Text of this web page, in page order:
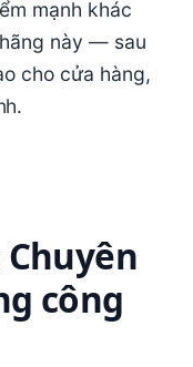
mạnh khác
này — sau
cho cửa hàng,
công